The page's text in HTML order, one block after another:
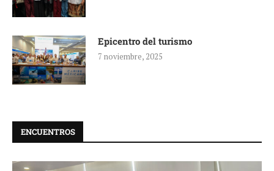
Epicentro del turismo
7 noviembre, 2025
ENCUENTROS